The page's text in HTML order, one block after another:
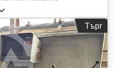
на осите X/Z: 0–5
C: 1–2 000 об./мин ДЕТАЙЛИ
PC Fusion CNC 640T
Подаващо устройство за
движение по ост X:
Z:460 мм, модел на
MB, максимална скорост
Без минимална цена –
предложена цена!
X: 600 мм Ос Y: 410 мм
Търг